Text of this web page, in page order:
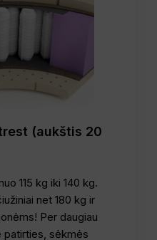
(aukštis 20
115 kg iki 140 kg.
net 180 kg ir
Per daugiau
patirties, sėkmės